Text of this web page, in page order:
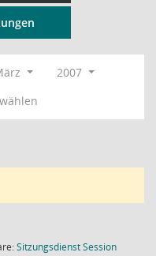
2007
SitzungsdienstSession(Wird in